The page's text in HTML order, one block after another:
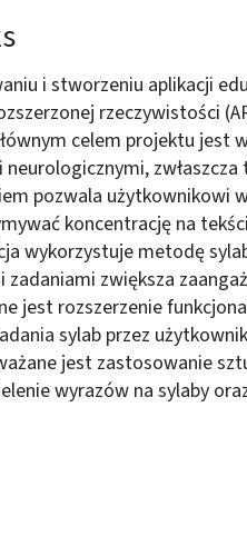
i stworzeniu aplikacji
rzeczywistości
celem projektu jest
pozwala użytkownikowi
koncentrację na
wykorzystuje metodę
zwiększa
jest rozszerzenie
sylab przez
jest zastosowanie
wyrazów na sylaby